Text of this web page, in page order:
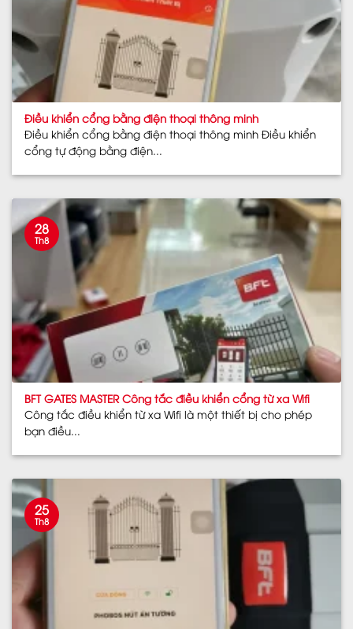
Điều khiển cổng bằng điện thoại thông minh
Điều khiển cổng bằng điện thoại thông minh Điều khiển
cổng tự động bằng điện...
BFT GATES MASTER Công tắc điều khiển cổng từ xa Wifi
Công tắc điều khiển từ xa Wifi là một thiết bị cho phép
bạn điều...
28
Th8
25
Th8